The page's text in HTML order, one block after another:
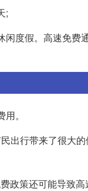
;
度假。高速免费
。
出行带来了很大
政策还可能导致